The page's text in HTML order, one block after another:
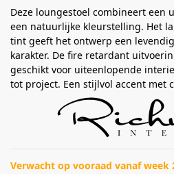
Deze loungestoel combineert een
een natuurlijke kleurstelling. Het
tint geeft het ontwerp een
karakter. De fire retardant
geschikt voor uiteenlopende
tot project. Een stijlvol accent met
Verwacht op vooraad vanaf week